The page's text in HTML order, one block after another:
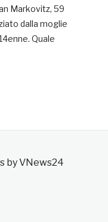
Markovitz, 59
dalla moglie
Quale
by VNews24